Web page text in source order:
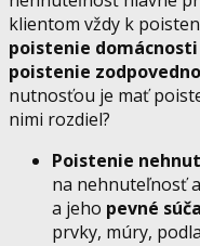
klientom vždy k
poistenie domácnosti
poistenie
nutnosťou je mať
nimi rozdiel?
Poistenie
na nehnuteľnosť
a jeho pevné
prvky, múry,